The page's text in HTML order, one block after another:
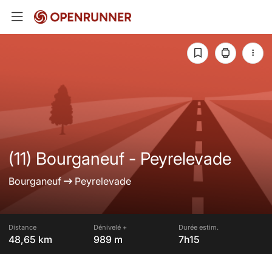
(11) Bourganeuf - Peyrelevade
Bourganeuf Peyrelevade
Distance
48,65 km
Dénivelé +
989 m
Durée estim.
7h15